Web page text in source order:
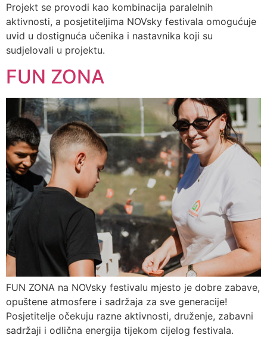
Projekt se provodi kao kombinacija paralelnih
aktivnosti, a posjetiteljima NOVsky festivala omogućuje
uvid u dostignuća učenika i nastavnika koji su
sudjelovali u projektu.
FUN ZONA
FUN ZONA na NOVsky festivalu mjesto je dobre zabave,
opuštene atmosfere i sadržaja za sve generacije!
Posjetitelje očekuju razne aktivnosti, druženje, zabavni
sadržaji i odlična energija tijekom cijelog festivala.